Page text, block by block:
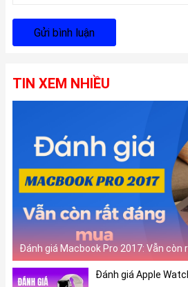
Gửi bình luận
TIN XEM NHIỀU
Đánh giá Macbook Pro 2017: Vẫn
Đánh giá Apple